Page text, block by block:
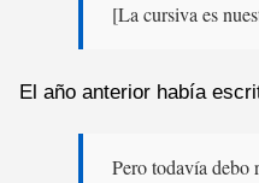
[La cursiva es
El año anterior había
Pero todavía debo